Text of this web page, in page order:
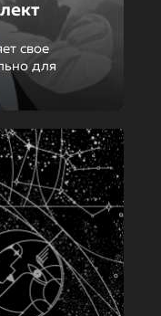
свое
для